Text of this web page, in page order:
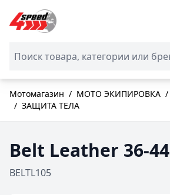
Skip to Content
Мотомагазин / МОТО ЭКИПИРОВКА /
/ ЗАЩИТА ТЕЛА
Belt Leather 36-44
BELTL105